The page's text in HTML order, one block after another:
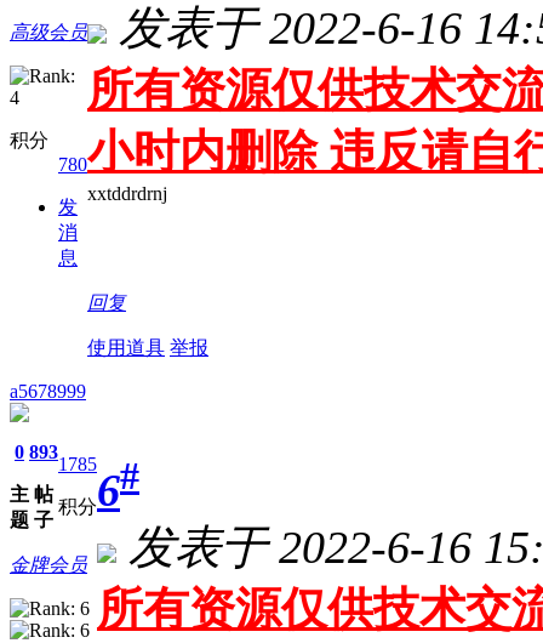
高级会员
积分
780
发
消
息
发表于 2022-6-16
所有资源仅供技术交
小时内删除 违反请自
xxtddrdrnj
回复
使用道具 举报
a5678999
0
主
题
893
帖
子
1785
积分
金牌会员
6#
发表于 2022-6-16
所有资源仅供技术交